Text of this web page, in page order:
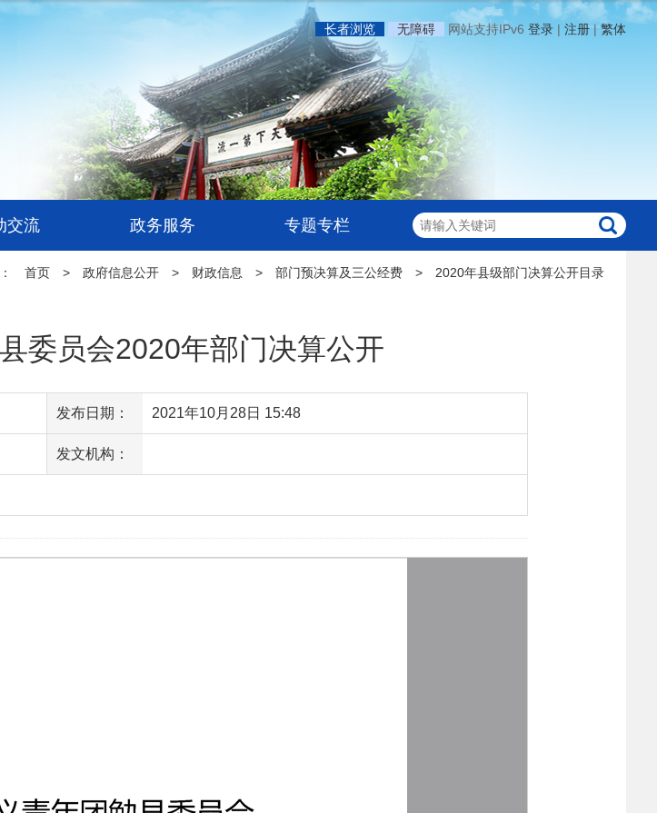
长者浏览 无障碍 网站支持IPv6 登录 | 注册|繁体
交流 政务服务 专题专栏
首页 > 政府信息公开 > 财政信息 > 部门预决算及三公经费 > 2020年县级部门决算公开目录
委员会2020年部门决算公开
发布日期： 2021年10月28日 15:48
发文机构：
访问量：1189 【字体：大中小】 转载